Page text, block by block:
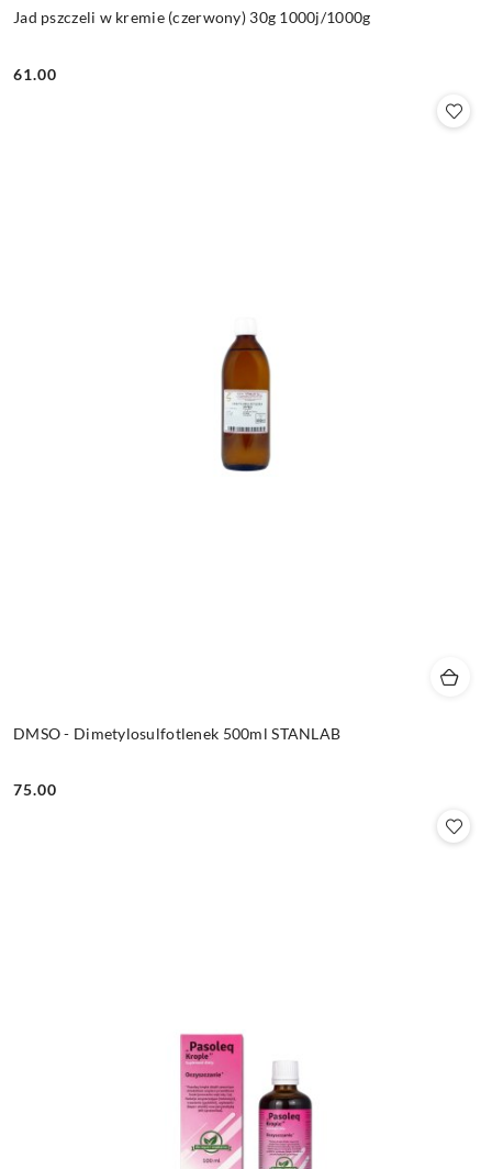
Jad pszczeli w kremie (czerwony) 30g 1000j/1000g
Cena:
61.00
DMSO - Dimetylosulfotlenek 500ml STANLAB
Cena:
75.00